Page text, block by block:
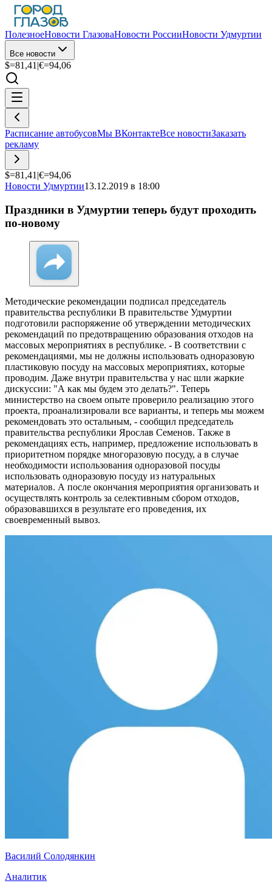
ПолезноеНовости ГлазоваНовости РоссииНовости Удмуртии
Все новости
$=81,41 |€=94,06
Расписание автобусовМы ВКонтактеВсе новостиЗаказать
рекламу
$=81,41 |€=94,06
Новости Удмуртии13.12.2019 в 18:00
Праздники в Удмуртии теперь будут проходить
по-новому
Методические рекомендации подписал председатель
правительства республики В правительстве Удмуртии
подготовили распоряжение об утверждении методических
рекомендаций по предотвращению образования отходов на
массовых мероприятиях в республике. - В соответствии с
рекомендациями, мы не должны использовать одноразовую
пластиковую посуду на массовых мероприятиях, которые
проводим. Даже внутри правительства у нас шли жаркие
дискуссии: "А как мы будем это делать?". Теперь
министерство на своем опыте проверило реализацию этого
проекта, проанализировали все варианты, и теперь мы можем
рекомендовать это остальным, - сообщил председатель
правительства республики Ярослав Семенов. Также в
рекомендациях есть, например, предложение использовать в
приоритетном порядке многоразовую посуду, а в случае
необходимости использования одноразовой посуды
использовать одноразовую посуду из натуральных
материалов. А после окончания мероприятия организовать и
осуществлять контроль за селективным сбором отходов,
образовавшихся в результате его проведения, их
своевременный вывоз.
Василий Солодянкин
Аналитик